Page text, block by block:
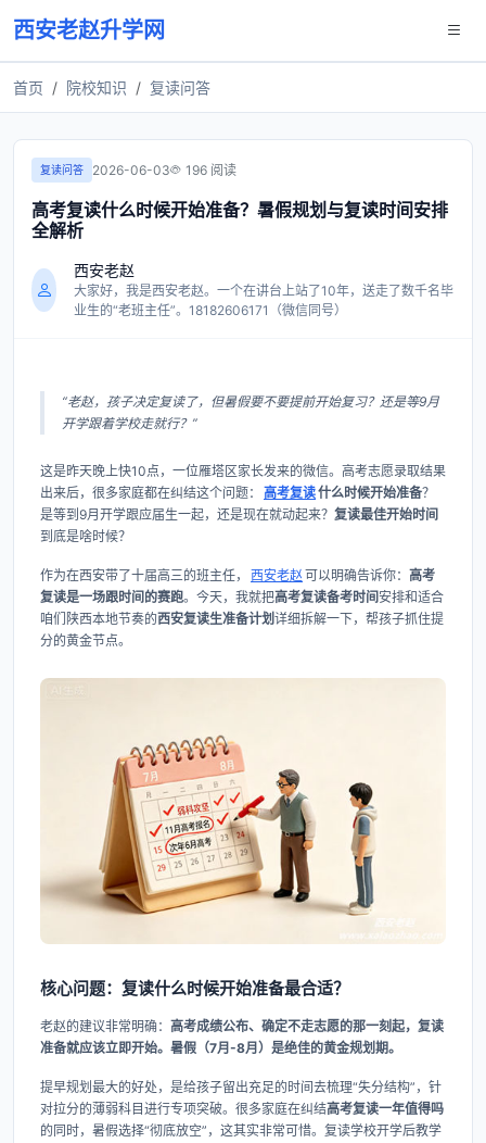
西安老赵升学网
首页 院校知识 复读问答
复读问答 2026-06-03 196 阅读
高考复读什么时候开始准备？暑假规划与复读时间安排
全解析
西安老赵
大家好，我是西安老赵。一个在讲台上站了10年，送走了数千名毕
业生的“老班主任”。18182606171（微信同号）
“老赵，孩子决定复读了，但暑假要不要提前开始复习？还是等9月
开学跟着学校走就行？”
这是昨天晚上快10点，一位雁塔区家长发来的微信。高考志愿录取结果
出来后，很多家庭都在纠结这个问题：
高考复读什么时候开始准备？
是等到9月开学跟应届生一起，还是现在就动起来？ 复读最佳开始时间
到底是啥时候？
作为在西安带了十届高三的班主任， 西安老赵 可以明确告诉你： 高考
复读是一场跟时间的赛跑。今天，我就把高考复读备考时间安排和适合
咱们陕西本地节奏的西安复读生准备计划详细拆解一下，帮孩子抓住提
分的黄金节点。
核心问题：复读什么时候开始准备最合适？
老赵的建议非常明确： 高考成绩公布、确定不走志愿的那一刻起，复读
准备就应该立即开始。暑假（7月-8月）是绝佳的黄金规划期。
提早规划最大的好处，是给孩子留出充足的时间去梳理“失分结构”，针
对拉分的薄弱科目进行专项突破。很多家庭在纠结高考复读一年值得吗
的同时，暑假选择“彻底放空”，这其实非常可惜。复读学校开学后教学